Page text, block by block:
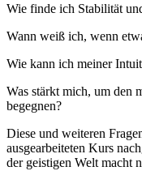
Wie finde ich Stabilität
Wann weiß ich, wenn
Wie kann ich meiner
Was stärkt mich, um den
begegnen?
Diese und weiteren
ausgearbeiteten Kurs
der geistigen Welt macht